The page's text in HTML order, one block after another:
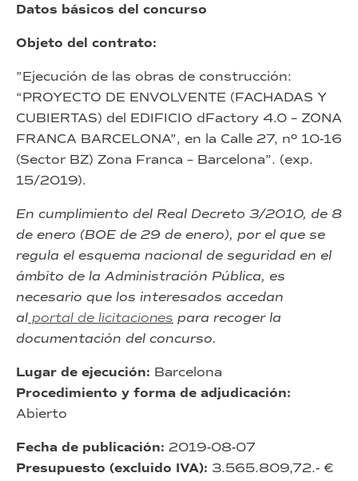
Datos básicos del concurso
Objeto del contrato:
”Ejecución de las obras de construcción:
“PROYECTO DE ENVOLVENTE (FACHADAS Y
CUBIERTAS) del EDIFICIO dFactory 4.0 – ZONA
FRANCA BARCELONA”, en la Calle 27, nº 10-16
(Sector BZ) Zona Franca – Barcelona”. (exp.
15/2019).
En cumplimiento del Real Decreto 3/2010, de 8
de enero (BOE de 29 de enero), por el que se
regula el esquema nacional de seguridad en el
ámbito de la Administración Pública, es
necesario que los interesados accedan
al portal de licitaciones para recoger la
documentación del concurso.
Lugar de ejecución: Barcelona
Procedimiento y forma de adjudicación:
Abierto
Fecha de publicación: 2019-08-07
Presupuesto (excluido IVA): 3.565.809,72.- €